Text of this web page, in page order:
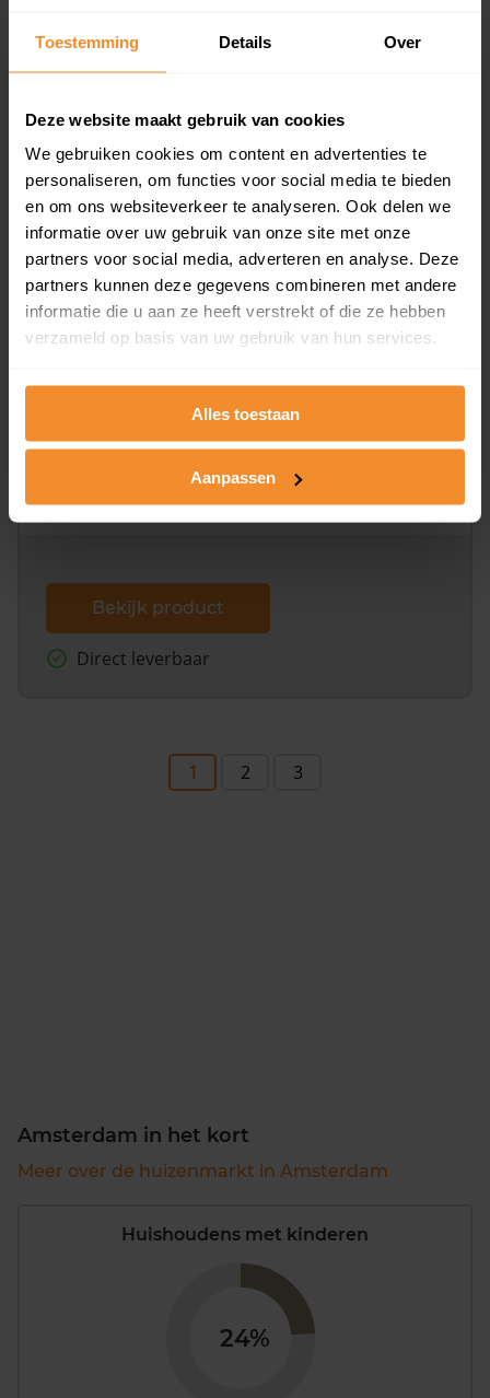
Toestemming Details Over
Deze website maakt gebruik van cookies
We gebruiken cookies om content en advertenties te
personaliseren, om functies voor social media te bieden
en om ons websiteverkeer te analyseren. Ook delen we
informatie over uw gebruik van onze site met onze
partners voor social media, adverteren en analyse. Deze
partners kunnen deze gegevens combineren met andere
informatie die u aan ze heeft verstrekt of die ze hebben
verzameld op basis van uw gebruik van hun services.
Alles toestaan
Aanpassen
en koopdatum) binnen een postcodegebied. Dit
koopsommen.
Bekijk product
Direct leverbaar
Kadastrale kaart pakket
Alleen globale ligging perceel
omliggende percelen met de kadastrale erfgrenzen,
Bekijk product
Direct leverbaar
1 2 3
Amsterdam in het kort
Meer over de huizenmarkt in Amsterdam
Huishoudens met kinderen
24%